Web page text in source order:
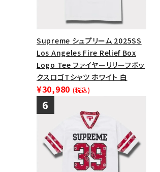
Supreme シュプリーム 2025SS
Los Angeles Fire Relief Box
Logo Tee ファイヤーリリーフボッ
クスロゴTシャツ ホワイト 白
¥30,980 (税込)